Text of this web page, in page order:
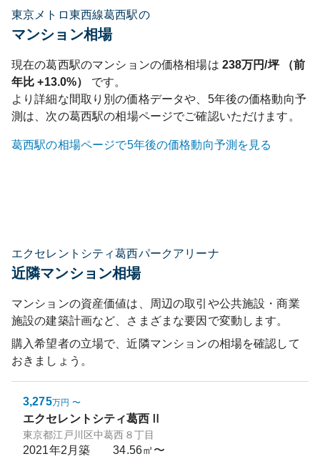
東京メトロ東西線葛西駅の
マンション相場
現在の葛西駅のマンションの価格相場は 238万円/坪 （前
年比+13.0%）
です。
より詳細な間取り別の価格データや、5年後の価格動向予
測は、次の葛西駅の相場ページでご確認いただけます。
葛西駅の相場ページで5年後の価格動向予測を見る
エクセレントシティ葛西パークアリーナ
近隣マンション相場
マンションの資産価値は、周辺の取引や公共施設・商業
施設の建築計画など、さまざまな要因で変動します。
購入希望者の立場で、近隣マンションの相場を確認して
おきましょう。
3,275万円 〜
エクセレントシティ葛西Ⅱ
東京都江戸川区中葛西８丁目
2021年2月築 34.56㎡〜